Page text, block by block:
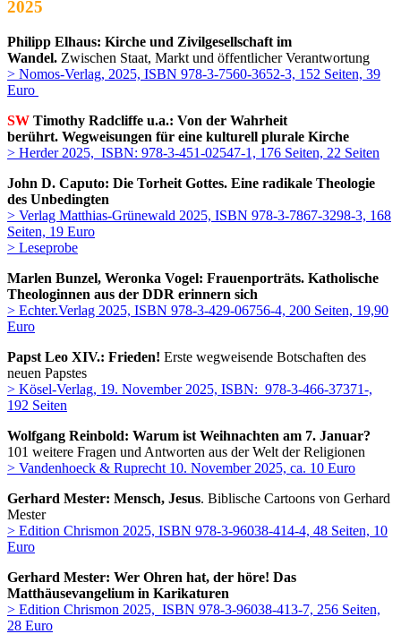
2025
Philipp Elhaus: Kirche und Zivilgesellschaft im
Wandel. Zwischen Staat, Markt und öffentlicher Verantwortung
> Nomos-Verlag, 2025, ISBN 978-3-7560-3652-3, 152 Seiten, 39
Euro
SW Timothy Radcliffe u.a.: Von der Wahrheit
berührt. Wegweisungen für eine kulturell plurale Kirche
> Herder 2025, ISBN: 978-3-451-02547-1, 176 Seiten, 22 Seiten
John D. Caputo: Die Torheit Gottes. Eine radikale Theologie
des Unbedingten
> Verlag Matthias-Grünewald 2025, ISBN 978-3-7867-3298-3, 168
Seiten, 19 Euro
> Leseprobe
Marlen Bunzel, Weronka Vogel: Frauenporträts. Katholische
Theologinnen aus der DDR erinnern sich
> Echter.Verlag 2025, ISBN 978-3-429-06756-4, 200 Seiten, 19,90
Euro
Papst Leo XIV.: Frieden! Erste wegweisende Botschaften des
neuen Papstes
> Kösel-Verlag, 19. November 2025, ISBN: 978-3-466-37371-,
192 Seiten
Wolfgang Reinbold: Warum ist Weihnachten am 7. Januar?
101 weitere Fragen und Antworten aus der Welt der Religionen
> Vandenhoeck & Ruprecht 10. November 2025, ca. 10 Euro
Gerhard Mester: Mensch, Jesus. Biblische Cartoons von Gerhard
Mester
> Edition Chrismon 2025, ISBN 978-3-96038-414-4, 48 Seiten, 10
Euro
Gerhard Mester: Wer Ohren hat, der höre! Das
Matthäusevangelium in Karikaturen
> Edition Chrismon 2025, ISBN 978-3-96038-413-7, 256 Seiten,
28 Euro